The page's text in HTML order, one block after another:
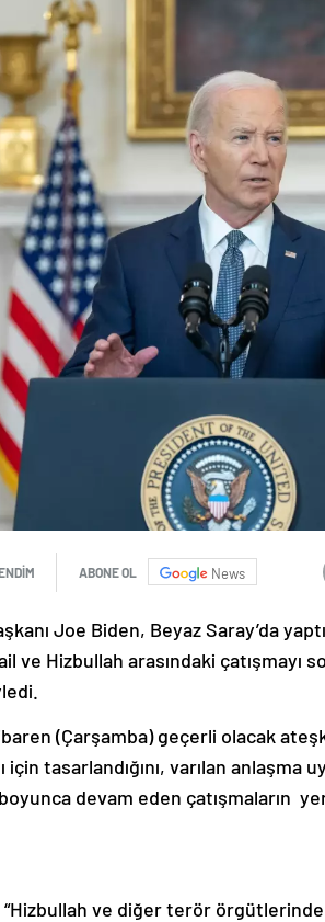
ABONE OL News
Joe Biden, Beyaz Saray’da
ve Hizbullah arasındaki çatışmayı
(Çarşamba) geçerli olacak
tasarlandığını, varılan anlaşma
devam eden çatışmaların
“Hizbullah ve diğer terör